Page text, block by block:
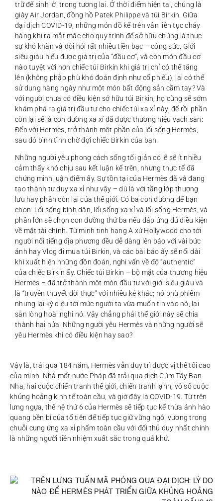
trữ để sinh lời trong tương lai. Ở thời điểm hiện tại, chúng là
giày Air Jordan, đồng hồ Patek Philippe và túi Birkin. Giữa
đại dịch COVID-19, những món đồ kể trên vẫn liên tục cháy
hàng khi ra mắt mặc cho quy trình để sở hữu chúng là thực
sự khó khăn và đòi hỏi rất nhiều tiền bạc – công sức. Giới
siêu giàu hiểu được giá trị của “đầu cơ”, và còn món đầu cơ
nào tuyệt vời hơn chiếc túi Birkin khi giá trị chỉ có thể tăng
lên (không phập phù khó đoán định như cổ phiếu), lại có thể
sử dụng hàng ngày như một món bất động sản cầm tay? Và
với người chưa có điều kiện sở hữu túi Birkin, họ cũng sẽ sớm
khám phá ra giá trị đầu tư cho chiếc túi xa xỉ này, để rồi phần
còn lại sẽ là con đường xa xỉ đã được thương hiệu vạch sẵn:
Đến với Hermès, trở thành một phần của lối sống Hermès,
sau đó bình tĩnh chờ đợi chiếc Birkin của bạn.
Những người yêu phong cách sống tối giản có lẽ sẽ ít nhiều
cảm thấy khó chịu sau kết luận kể trên, nhưng thực tế đã
chứng minh luận điểm ấy. Sự tồn tại của Hermès đã và đang
tạo thành tư duy xa xỉ như vậy – dù là với tầng lớp thượng
lưu hay phần còn lại của thế giới. Có ba con đường để bạn
chọn: Lối sống bình dân, lối sống xa xỉ và lối sống Hermès, và
phần lớn sẽ chọn con đường thứ ba nếu đáp ứng đủ điều kiện
về mặt tài chính. Từ minh tinh hạng A xứ Hollywood cho tới
người nổi tiếng địa phương đều dễ dàng lên báo với vài bức
ảnh hay Vlog đi mua túi Birkin, và các bài báo ấy sẽ nối dài
khi xuất hiện những đồn đoán, nghi vấn về độ “authentic”
của chiếc Birkin ấy. Chiếc túi Birkin – bộ mặt của thương hiệu
Hermès – đã trở thành một món đầu tư với giới siêu giàu và
là “truyền thuyết đời thực” với nhiều kẻ khác; nó phù phiếm
nhưng lại kỳ diệu tới mức người ta vừa muốn tin vào nó, lại
sẵn lòng hoài nghi nó. Vậy chẳng phải thế giới này sẽ chia
thành hai nửa: Những người yêu Hermès và những người sẽ
yêu Hermès khi có điều kiện hay sao?
Vậy là, trải qua 184 năm, Hermès vẫn duy trì được vị thế tối cao
của mình. Nhà mốt nước Pháp đã trải qua dịch Cúm Tây Ban
Nha, hai cuộc chiến tranh thế giới, chiến tranh lạnh, vô số cuộc
khủng hoảng kinh tế toàn cầu, và giờ đây là COVID-19. Từ trên
lưng ngựa, thế hệ thứ 6 của Hermès sẽ tiếp tục kế thừa ánh hào
quang bền bỉ của tổ tiên để tiếp tục giữ vững ngôi vương trong
chuỗi cung ứng xa xỉ phẩm toàn cầu với đối thủ duy nhất chính
là những người tiền nhiệm xuất sắc trong quá khứ.